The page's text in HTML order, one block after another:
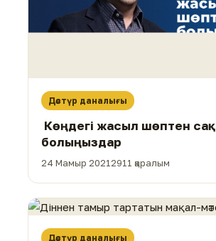
Дәстүр даналығы
Көңдегі жасыл шөптен сақ
болыңыздар
24 Мамыр 2021 2911 қаралым
Дәстүр даналығы